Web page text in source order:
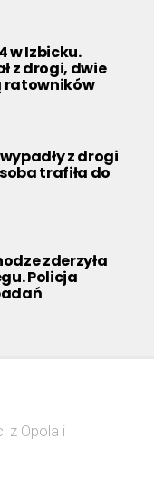
w Izbicku.
z drogi, dwie
ratowników
z drogi
trafiła do
zderzyła
Policja